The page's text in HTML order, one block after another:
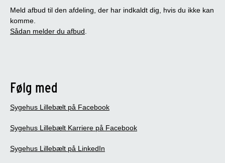
Meld afbud til den afdeling, der har indkaldt dig, hvis du ikke kan
komme.
Sådan melder du afbud.
Følg med
Sygehus Lillebælt på Facebook
Sygehus Lillebælt Karriere på Facebook
Sygehus Lillebælt på LinkedIn